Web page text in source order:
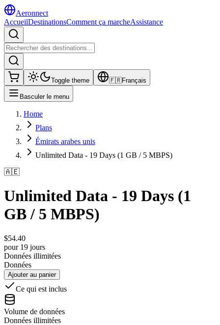
Aeronnect
AccueilDestinationsComment ça marcheAssistance
Toggle theme 🇫🇷Français
Basculer le menu
Home
Plans
Émirats arabes unis
Unlimited Data - 19 Days (1 GB / 5 MBPS)
🇦🇪
Unlimited Data - 19 Days (1
GB / 5 MBPS)
$54.40
pour 19 jours
Données illimitées
Données
Ajouter au panier
Ce qui est inclus
Volume de données
Données illimitées